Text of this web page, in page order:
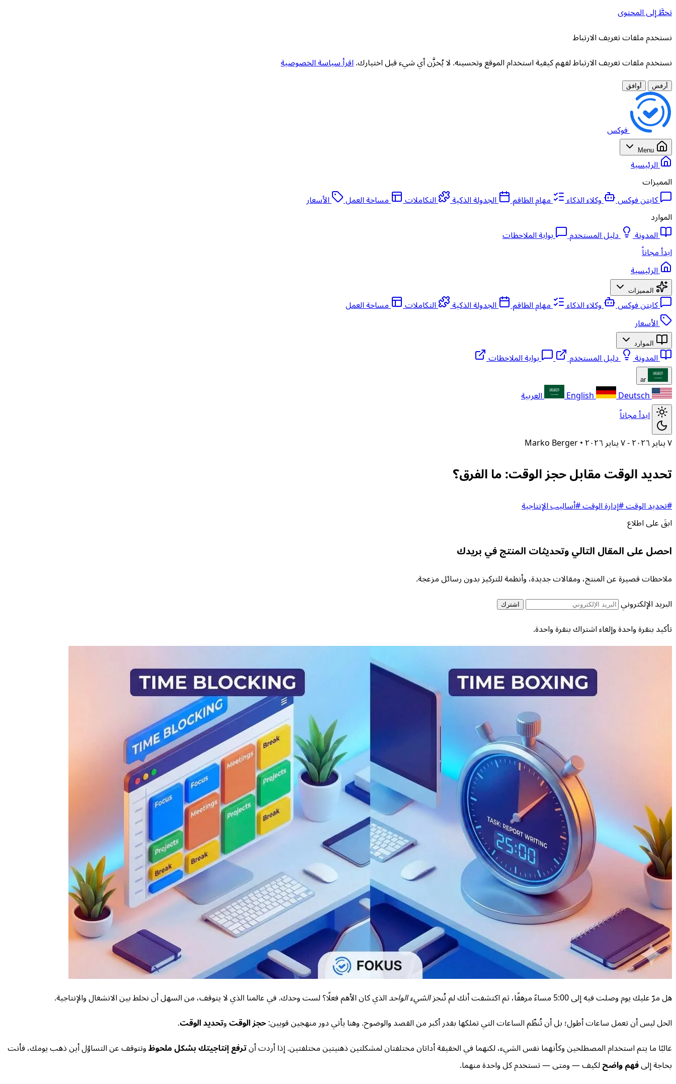
تخطَّ إلى المحتوى
نستخدم ملفات تعريف الارتباط
نستخدم ملفات تعريف الارتباط لفهم كيفية استخدام الموقع وتحسينه. لا يُخزَّن أي شيء قبل اختيارك. اقرأ سياسة الخصوصية
أرفض أوافق
فوكس
Menu
الرئيسية
المميزات
كابتن فوكس
وكلاء الذكاء مهام الطاقم الجدولة الذكية التكاملات مساحة العمل
الأسعار
الموارد
المدونة
دليل المستخدم
بوابة الملاحظات
ابدأ مجاناً
الرئيسية
المميزات
كابتن فوكس وكلاء الذكاء مهام الطاقم الجدولة الذكية التكاملات
مساحة العمل
الأسعار
الموارد
المدونة دليل المستخدم بوابة الملاحظات
ar
English Deutsch
العربية
ابدأ مجاناً
٧ يناير ٢٠٢٦ - ٧ يناير ٢٠٢٦ •
Marko Berger
تحديد الوقت مقابل حجز الوقت: ما الفرق؟
#تحديد الوقت#إدارة الوقت#أساليب الإنتاجية
ابقَ على اطلاع
احصل على المقال التالي وتحديثات المنتج في بريدك
ملاحظات قصيرة عن المنتج، ومقالات جديدة، وأنظمة للتركيز بدون رسائل مزعجة.
البريد الإلكتروني اشترك
تأكيد بنقرة واحدة وإلغاء اشتراك بنقرة واحدة.
هل مرّ عليك يوم وصلت فيه إلى 5:00 مساءً مرهقًا، ثم اكتشفت أنك لم تُنجز الشيء الواحد الذي كان الأهم فعلًا؟ لست وحدك. في عالمنا الذي لا يتوقف، من السهل أن نخلط بين الانشغال والإنتاجية.
الحل ليس أن تعمل ساعات أطول؛ بل أن تُنظّم الساعات التي تملكها بقدر أكبر من القصد والوضوح. وهنا يأتي دور منهجين قويين: حجز الوقت وتحديد الوقت.
غالبًا ما يتم استخدام المصطلحين وكأنهما نفس الشيء، لكنهما في الحقيقة أداتان مختلفتان لمشكلتين ذهنيتين مختلفتين. إذا أردت أنترفع إنتاجيتك بشكل ملحوظ وتتوقف عن التساؤل أين ذهب يومك، فأنت
بحاجة إلىفهم واضح لكيف — ومتى — تستخدم كل واحدة منهما.